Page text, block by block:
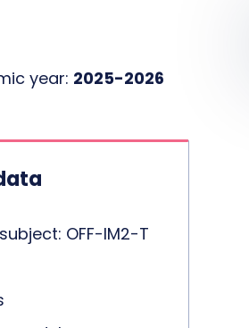
year: 2025-2026
OFF-IM2-T